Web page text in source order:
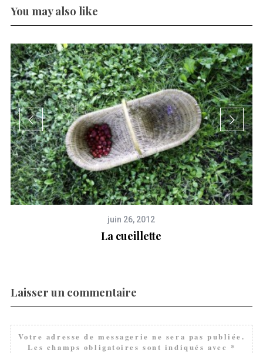
You may also like
juin 26, 2012
La cueillette
Laisser un commentaire
Votre adresse de messagerie ne sera pas publiée.
Les champs obligatoires sont indiqués avec *